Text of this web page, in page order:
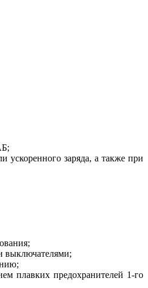
ускоренного заряда, а также при
выключателями;
плавких предохранителей 1‑го